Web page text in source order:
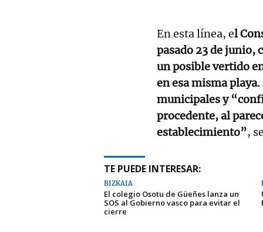
En esta línea, el
pasado 23 de junio,
un posible vertido
en esa misma
municipales y
procedente, al
establecimiento”,
TE PUEDE INTERESAR:
BIZKAIA
El colegio Osotu de Güeñes lanza un
SOS al Gobierno vasco para evitar el
cierre